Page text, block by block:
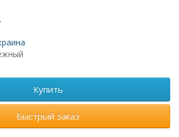
Купить
Быстрый заказ